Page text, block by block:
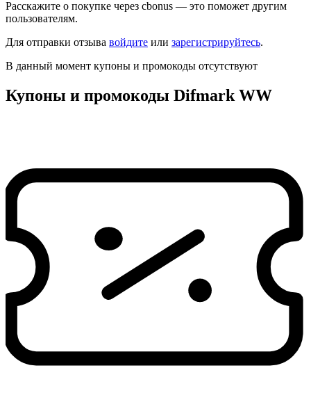
Расскажите о покупке через cbonus — это поможет другим
пользователям.
Для отправки отзыва войдите или зарегистрируйтесь.
В данный момент купоны и промокоды отсутствуют
Купоны и промокоды Difmark WW